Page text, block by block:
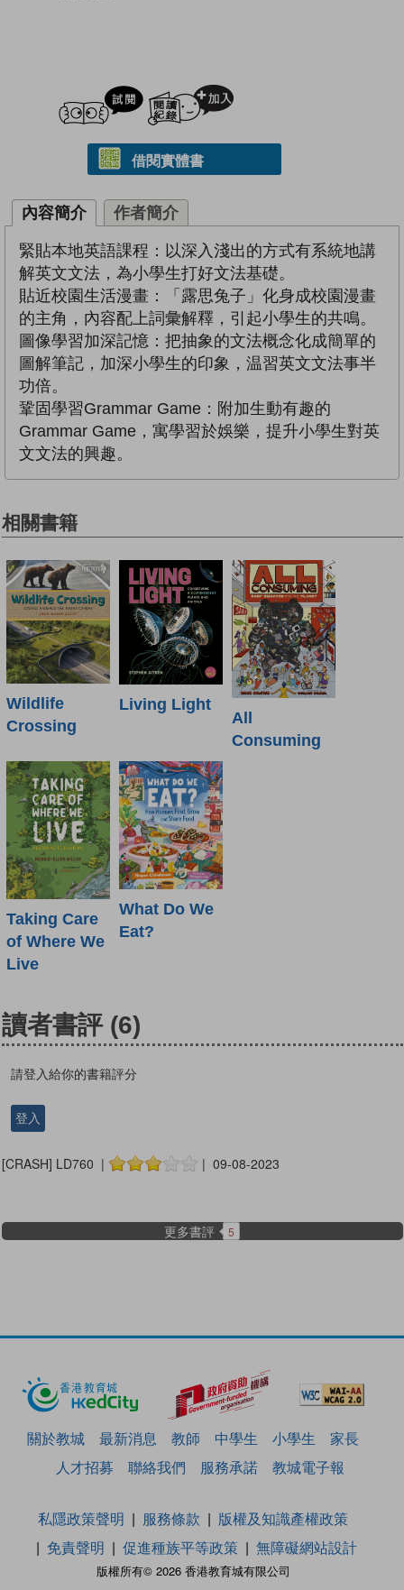
試閲
借閱實體書
內容簡介 作者簡介
緊貼本地英語課程：以深入淺出的方式有系統地講
解英文文法，為小學生打好文法基礎。
貼近校園生活漫畫：「露思兔子」化身成校園漫畫
的主角，內容配上詞彙解釋，引起小學生的共鳴。
圖像學習加深記憶：把抽象的文法概念化成簡單的
圖解筆記，加深小學生的印象，温習英文文法事半
功倍。
鞏固學習Grammar Game：附加生動有趣的
Grammar Game，寓學習於娛樂，提升小學生對英
文文法的興趣。
相關書籍
Wildlife
Crossing
Living Light
All
Consuming
Taking Care
of Where We
Live
What Do We
Eat?
讀者書評 (6)
請登入給你的書籍評分
登入
[CRASH] LD760 | | 09-08-2023
更多書評 5
關於教城 最新消息 教師 中學生 小學生
家長
人才招募
聯絡我們 服務承諾 教城電子報
版權所有© 2026 香港教育城有限公司
私隱政策聲明 服務條款
版權及知識產權政策
免責聲明
促進種族平等政策 無障礙網站設計